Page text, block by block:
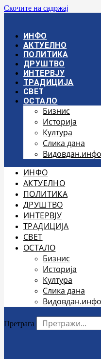
Скочите на садржај
ИНФО
АКТУЕЛНО
ПОЛИТИКА
ДРУШТВО
ИНТЕРВЈУ
ТРАДИЦИЈА
СВЕТ
ОСТАЛО
Бизнис
Историја
Култура
Слика дана
ИНФО
АКТУЕЛНО
ПОЛИТИКА
ДРУШТВО
ИНТЕРВЈУ
ТРАДИЦИЈА
СВЕТ
ОСТАЛО
Бизнис
Историја
Култура
Слика дана
Претрага